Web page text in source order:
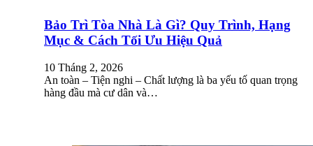
Bảo Trì Tòa Nhà Là Gì? Quy Trình, Hạng
Mục & Cách Tối Ưu Hiệu Quả
10 Tháng 2, 2026
An toàn – Tiện nghi – Chất lượng là ba yếu tố quan trọng
hàng đầu mà cư dân và…